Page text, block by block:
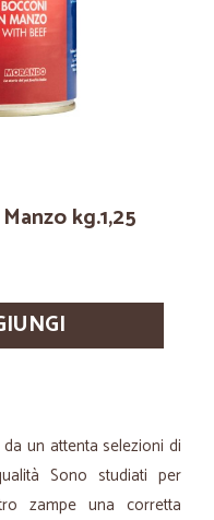
kg.1,25
un attenta selezioni di
Sono studiati per
zampe una corretta